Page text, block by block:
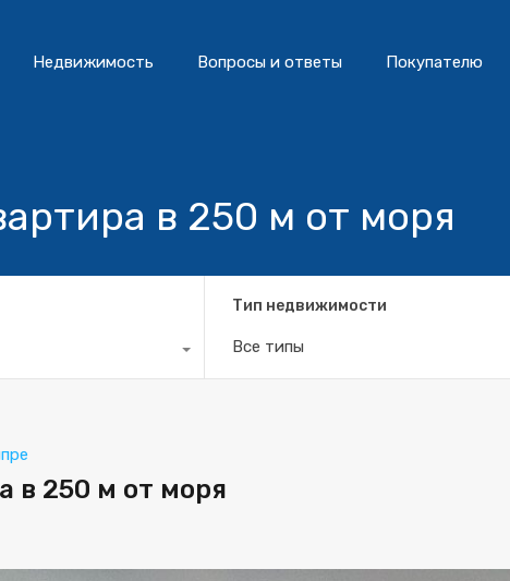
Недвижимость Вопросы и ответы Покупателю
в 250 м от моря
Тип недвижимости
Все типы
в 250 м от моря